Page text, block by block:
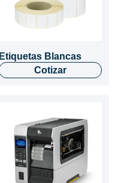
Etiquetas Blancas
Cotizar